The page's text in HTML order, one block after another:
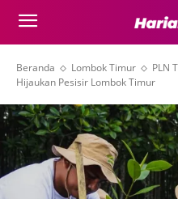
Beranda Lombok Timur
PLN
Hijaukan Pesisir Lombok Timur